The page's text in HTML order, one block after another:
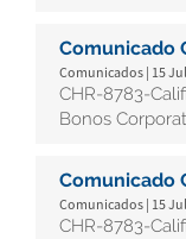
Comunicado
Comunicados | 15
CHR-8783-
Bonos
Comunicado
Comunicados | 15
CHR-8783-